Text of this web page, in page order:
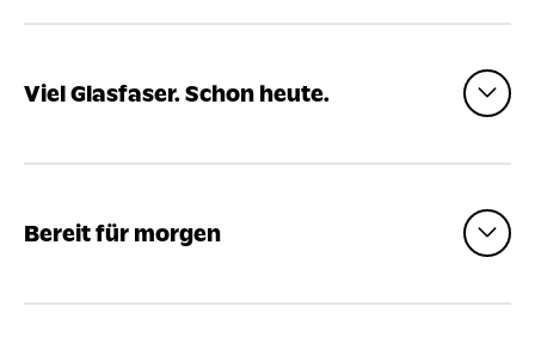
Viel Glasfaser. Schon heute.
Bereit für morgen